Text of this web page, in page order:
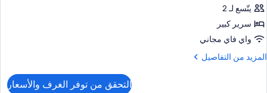
Double
Room
يتّسع لـ 2
سرير كبير
واي فاي مجاني
المزيد من التفاصيل
المزيد
التحقق من توفر الغرف والأسعار